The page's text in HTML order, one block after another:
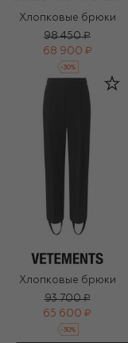
Хлопковые брюки
98 450 ₽
68 900 ₽
-30%
Хлопковые брюки
93 700 ₽
65 600 ₽
-30%